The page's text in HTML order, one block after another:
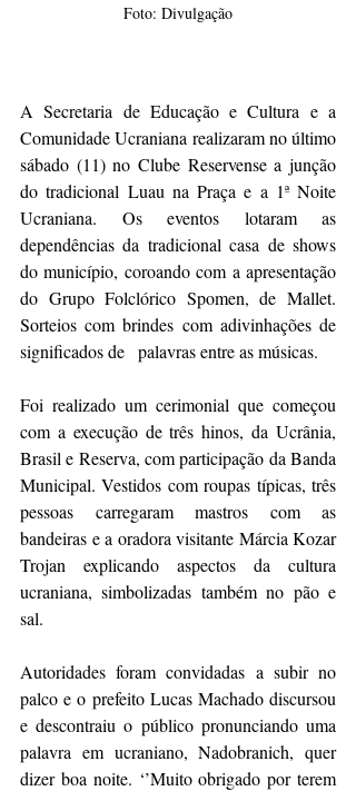
Foto: Divulgação
A Secretaria de Educação e Cultura e a
Comunidade Ucraniana realizaram no último
sábado (11) no Clube Reservense a junção
do tradicional Luau na Praça e a 1ª Noite
Ucraniana. Os eventos lotaram as
dependências da tradicional casa de shows
do município, coroando com a apresentação
do Grupo Folclórico Spomen, de Mallet.
Sorteios com brindes com adivinhações de
significados de   palavras entre as músicas.
Foi realizado um cerimonial que começou
com a execução de três hinos, da Ucrânia,
Brasil e Reserva, com participação da Banda
Municipal. Vestidos com roupas típicas, três
pessoas carregaram mastros com as
bandeiras e a oradora visitante Márcia Kozar
Trojan explicando aspectos da cultura
ucraniana, simbolizadas também no pão e
sal.
Autoridades foram convidadas a subir no
palco e o prefeito Lucas Machado discursou
e descontraiu o público pronunciando uma
palavra em ucraniano, Nadobranich, quer
dizer boa noite. ‘’Muito obrigado por terem